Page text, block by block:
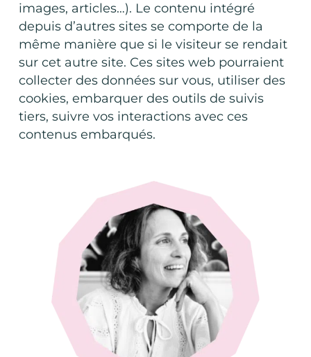
images, articles…). Le contenu intégré
depuis d’autres sites se comporte de la
même manière que si le visiteur se rendait
sur cet autre site. Ces sites web pourraient
collecter des données sur vous, utiliser des
cookies, embarquer des outils de suivis
tiers, suivre vos interactions avec ces
contenus embarqués.